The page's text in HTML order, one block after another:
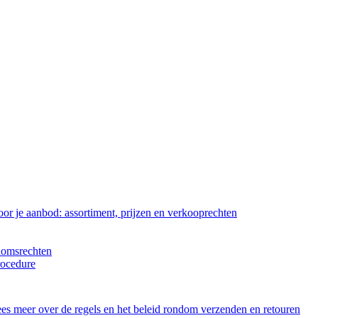
je aanbod: assortiment, prijzen en verkooprechten
meer over de regels en het beleid rondom verzenden en retouren